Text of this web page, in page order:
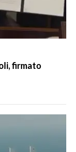
firmato